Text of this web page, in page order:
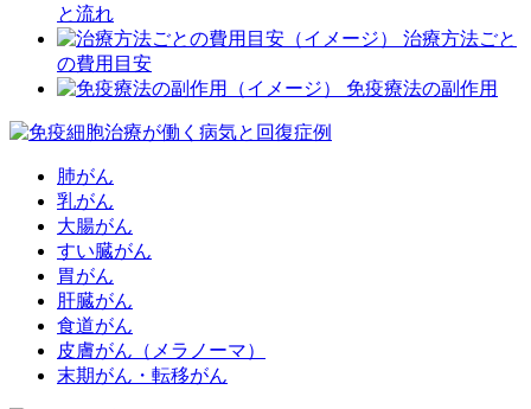
と流れ
治療方法ごと
の費用目安
免疫療法の副作用
肺がん
乳がん
大腸がん
すい臓がん
胃がん
肝臓がん
食道がん
皮膚がん（メラノーマ）
末期がん・転移がん